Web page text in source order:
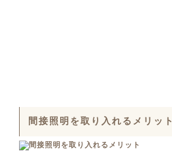
間接照明を取り入れるメリット